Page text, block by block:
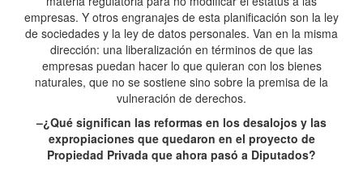
empresas. Y otros engranajes de esta planificación son la ley
de sociedades y la ley de datos personales. Van en la misma
dirección: una liberalización en términos de que las
empresas puedan hacer lo que quieran con los bienes
naturales, que no se sostiene sino sobre la premisa de la
vulneración de derechos.
–¿Qué significan las reformas en los desalojos y las
expropiaciones que quedaron en el proyecto de
Propiedad Privada que ahora pasó a Diputados?